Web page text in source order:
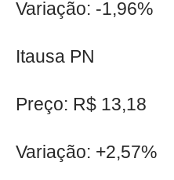
Variação: -1,96%
Itausa PN
Preço: R$ 13,18
Variação: +2,57%